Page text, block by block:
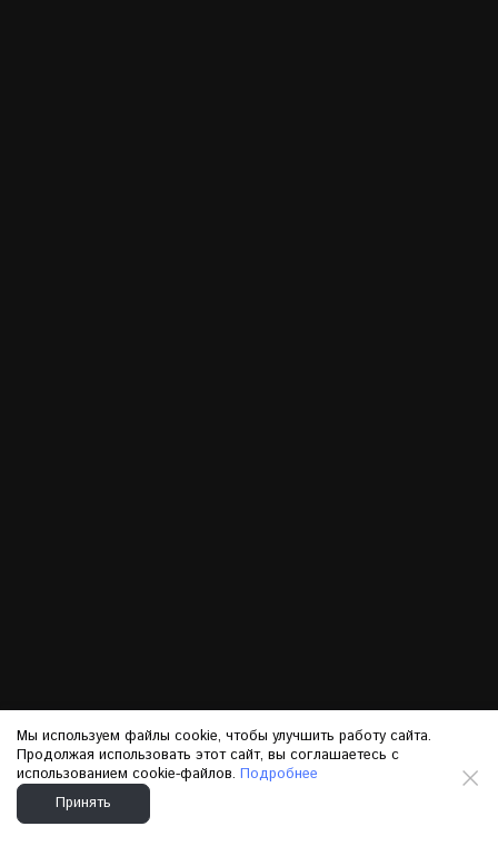
Мы используем файлы cookie, чтобы улучшить работу сайта.
Продолжая использовать этот сайт, вы соглашаетесь с
использованием cookie-файлов. Подробнее
Принять